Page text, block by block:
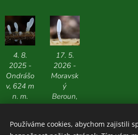
4. 8.
2025 -
Ondrášo
v, 624 m
n. m.
17. 5.
2026 -
Moravsk
ý
Beroun,
650 m n.
Používáme cookies, abychom zajistili